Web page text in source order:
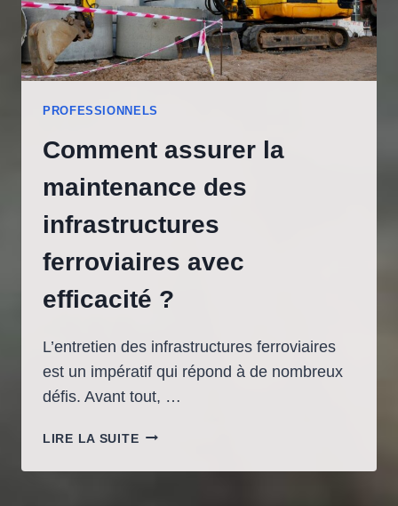
AUX
CAPTEURS
INTÉGRÉS
PROFESSIONNELS
Comment assurer la
maintenance des
infrastructures
ferroviaires avec
efficacité ?
L’entretien des infrastructures ferroviaires
est un impératif qui répond à de nombreux
défis. Avant tout, …
LIRE LA SUITECOMMENT
LA